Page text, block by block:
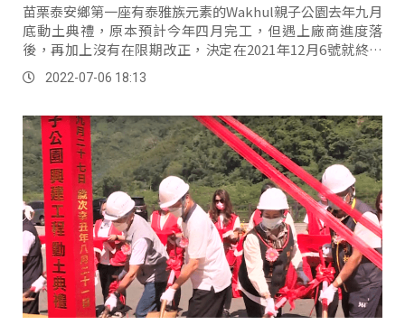
苗栗泰安鄉第一座有泰雅族元素的Wakhul親子公園去年九月
底動土典禮，原本預計今年四月完工，但遇上廠商進度落
後，再加上沒有在限期改正，決定在2021年12月6號就終止
契約，沒收履約保證金172萬元。
2022-07-06 18:13